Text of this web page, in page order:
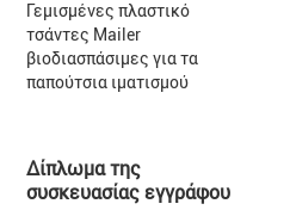
Γεμισμένες πλαστικό
τσάντες Mailer
βιοδιασπάσιμες για τα
παπούτσια ιματισμού
Δίπλωμα της
συσκευασίας εγγράφου